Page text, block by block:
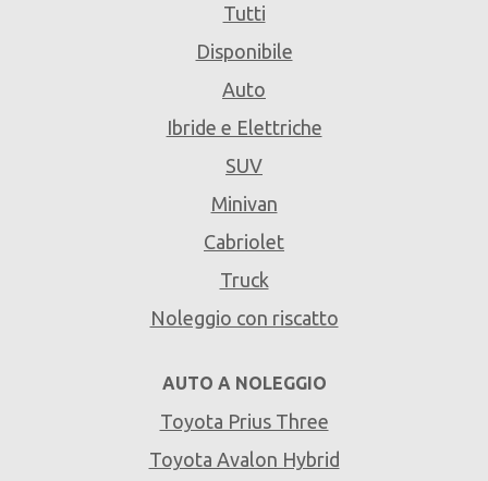
Tutti
Disponibile
Auto
Ibride e Elettriche
SUV
Minivan
Cabriolet
Truck
Noleggio con riscatto
AUTO A NOLEGGIO
Toyota Prius Three
Toyota Avalon Hybrid